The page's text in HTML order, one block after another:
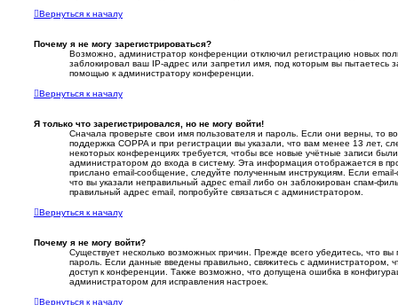
Вернуться к началу
Почему я не могу зарегистрироваться?
Возможно, администратор конференции отключил регистрацию новых
заблокировал ваш IP-адрес или запретил имя, под которым вы пытаетесь
помощью к администратору конференции.
Вернуться к началу
Я только что зарегистрировался, но не могу войти!
Сначала проверьте свои имя пользователя и пароль. Если они верны, то
поддержка COPPA и при регистрации вы указали, что вам менее 13 лет,
некоторых конференциях требуется, чтобы все новые учётные записи
администратором до входа в систему. Эта информация отображается в
прислано email-сообщение, следуйте полученным инструкциям. Если
что вы указали неправильный адрес email либо он заблокирован спам-
правильный адрес email, попробуйте связаться с администратором.
Вернуться к началу
Почему я не могу войти?
Существует несколько возможных причин. Прежде всего убедитесь, что вы
пароль. Если данные введены правильно, свяжитесь с администратором,
доступ к конференции. Также возможно, что допущена ошибка в
администратором для исправления настроек.
Вернуться к началу